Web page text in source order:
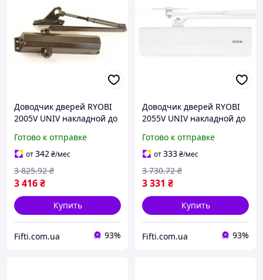
Доводчик дверей RYOBI
2005V UNIV накладной до
темно-
бронзовый(400063067)
Готово к отправке
от342₴/мес
3 416₴
3 825.92 ₴
Купить
Fifti.com.ua 93%
Доводчик дверей RYOBI
2055V UNIV накладной до
белый(400063067)
Готово к отправке
от333₴/мес
3 331 ₴
3 730.72 ₴
Купить
Fifti.com.ua 93%